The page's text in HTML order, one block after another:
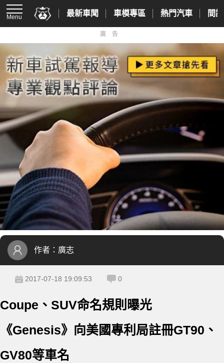
Menu 最新車聞 車模專區 熱門汽車 間
廣告
作者： 廣志
2017-07-18 19:09:53 0
Coupe、SUV命名規則曝光
《Genesis》向美國專利局註冊GT90、
GV80等車名